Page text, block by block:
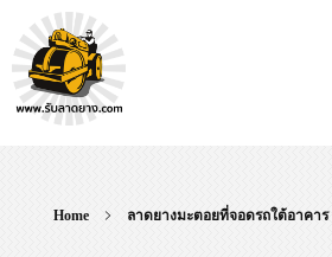
Home ลาดยางมะตอยที่จอดรถใต้อาคาร